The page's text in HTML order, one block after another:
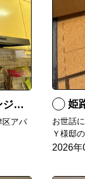
換
区アパ
姫
お世話
Ｙ様邸
2026年